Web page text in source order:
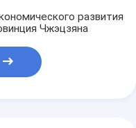
развития
Чжэцзяна